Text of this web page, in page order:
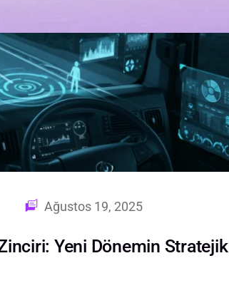
Ağustos 19, 2025
Yeni Dönemin Stratejik